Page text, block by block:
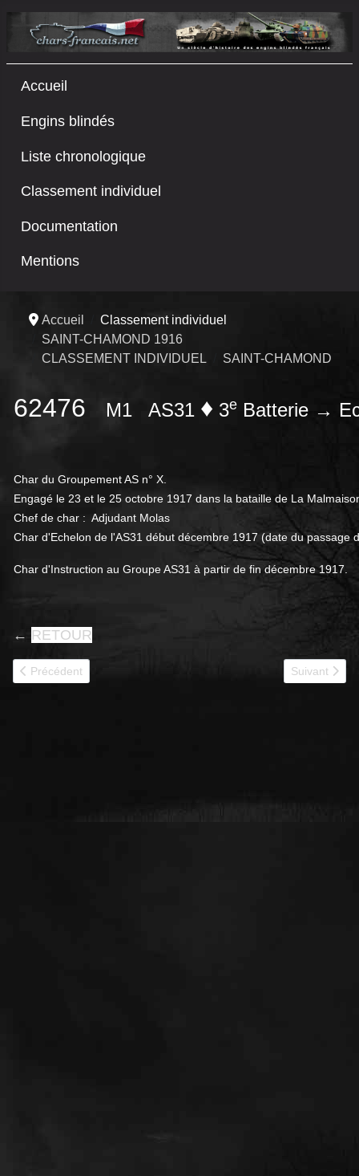
Accueil
Engins blindés
Liste chronologique
Classement individuel
Documentation
Mentions
Accueil
Classement individuel
SAINT-CHAMOND 1916
CLASSEMENT INDIVIDUEL
SAINT-CHAMOND
62476 M1 AS31 ♦ 3e Batterie →
Char du Groupement AS n° X.
Engagé le 23 et le 25 octobre 1917 dans la bataille de La
Chef de char : Adjudant Molas
Char d'Echelon de l'AS31 début décembre 1917 (date du passage
Char d'Instruction au Groupe AS31 à partir de fin décembre 1917.
← RETOUR
Article précédent : 62486
Précédent Article
Suivant